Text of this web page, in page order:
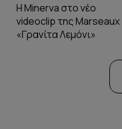
Η Minerva στο νέο
videoclip της Marseaux
«Γρανίτα Λεμόνι»